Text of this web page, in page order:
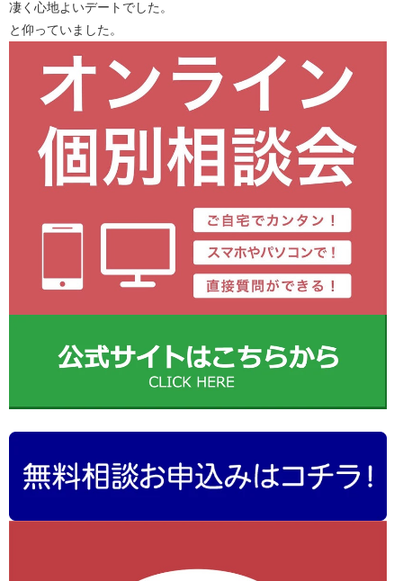
凄く心地よいデートでした。
と仰っていました。